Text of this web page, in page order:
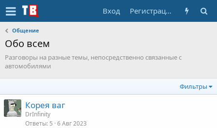
Вход Регистрация
Общение
Обо всем
Разговоры на разные темы, непосредственно связанные с
автомобилями
Фильтры
Корея ваг
DrInfinity
Ответы 5 6 Авг 2023